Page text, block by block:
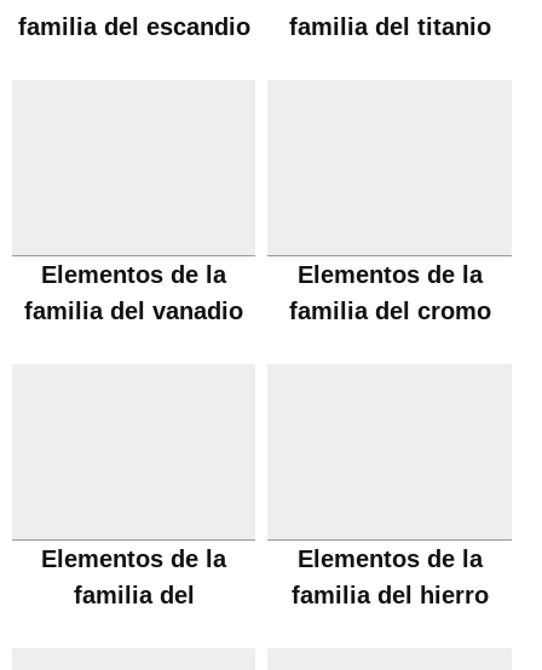
familia del escandio
familia del titanio
Elementos de la
familia del vanadio
Elementos de la
familia del cromo
Elementos de la
familia del
Elementos de la
familia del hierro